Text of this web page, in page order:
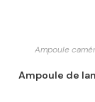
Ampoule
Ampoule de